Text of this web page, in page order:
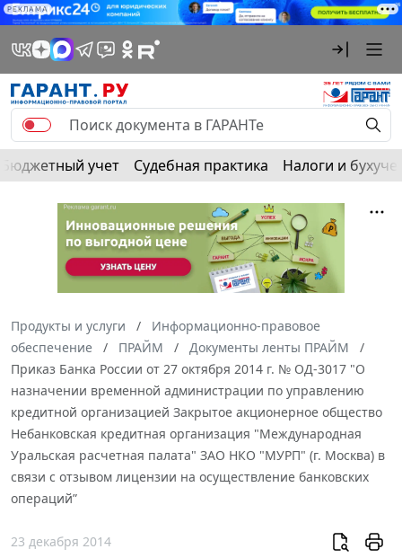
РЕКЛАМА
Бюджетный учет Судебная практика Налоги и
Продукты и услуги
Информационно-правовое
обеспечение
ПРАЙМ
Документы ленты ПРАЙМ
Приказ Банка России от 27 октября 2014 г. № ОД-3017 "О
назначении временной администрации по управлению
кредитной организацией Закрытое акционерное общество
Небанковская кредитная организация "Международная
Уральская расчетная палата" ЗАО НКО "МУРП" (г. Москва) в
связи с отзывом лицензии на осуществление банковских
операций”
23 декабря 2014